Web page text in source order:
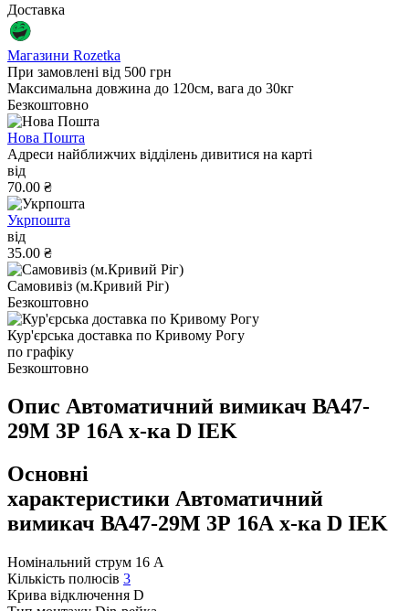
Доставка
Магазини Rozetka
При замовлені від 500 грн
Максимальна довжина до 120см, вага до 30кг
Безкоштовно
Нова Пошта
Адреси найближчих відділень дивитися на карті
від
70.00 ₴
Укрпошта
від
35.00 ₴
Самовивіз (м.Кривий Ріг)
Безкоштовно
Кур'єрська доставка по Кривому Рогу
по графіку
Безкоштовно
Опис Автоматичний вимикач ВА47-
29M 3Р 16А х-ка D IEK
Основні
характеристики Автоматичний
вимикач ВА47-29M 3Р 16А х-ка D IEK
Номінальний струм 16 А
Кількість полюсів 3
Крива відключення D